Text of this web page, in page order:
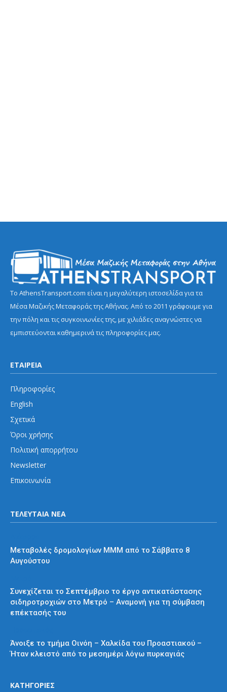
Το AthensTransport.com είναι η μεγαλύτερη ιστοσελίδα για τα
Μέσα Μαζικής Μεταφοράς της Αθήνας. Από το 2011 γράφουμε για
την πόλη και τις συγκοινωνίες της, με χιλιάδες αναγνώστες να
εμπιστεύονται καθημερινά τις πληροφορίες μας.
ΕΤΑΙΡΕΙΑ
Πληροφορίες
English
Σχετικά
Όροι χρήσης
Πολιτική απορρήτου
Newsletter
Επικοινωνία
ΤΕΛΕΥΤΑΙΑ ΝΕΑ
Μεταβολές δρομολογίων ΜΜΜ από το Σάββατο 8
Αυγούστου
Συνεχίζεται το Σεπτέμβριο το έργο αντικατάστασης
σιδηροτροχιών στο Μετρό – Αναμονή για τη σύμβαση
επέκτασής του
Άνοιξε το τμήμα Οινόη – Χαλκίδα του Προαστιακού –
Ήταν κλειστό από το μεσημέρι λόγω πυρκαγιάς
ΚΑΤΗΓΟΡΙΕΣ